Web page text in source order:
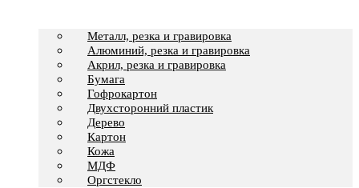
Металл, резка и гравировка
Алюминий, резка и гравировка
Акрил, резка и гравировка
Бумага
Гофрокартон
Двухсторонний пластик
Дерево
Картон
Кожа
МДФ
Оргстекло